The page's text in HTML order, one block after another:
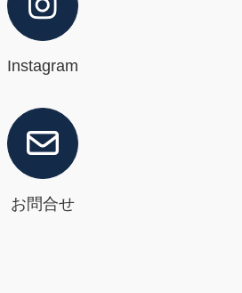
Instagram
お問合せ